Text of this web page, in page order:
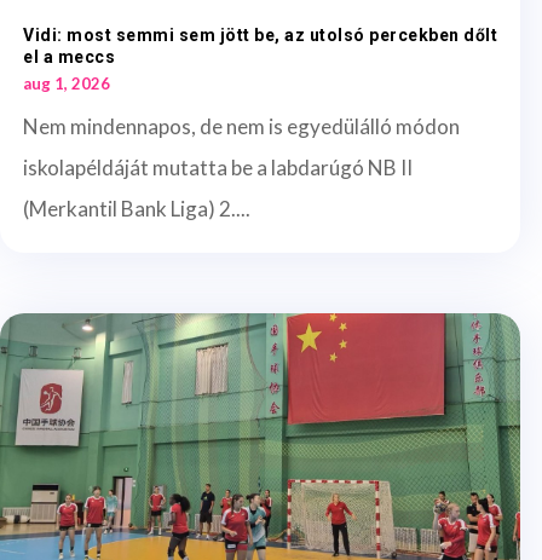
Vidi: most semmi sem jött be, az utolsó percekben dőlt
el a meccs
aug 1, 2026
Nem mindennapos, de nem is egyedülálló módon
iskolapéldáját mutatta be a labdarúgó NB II
(Merkantil Bank Liga) 2....